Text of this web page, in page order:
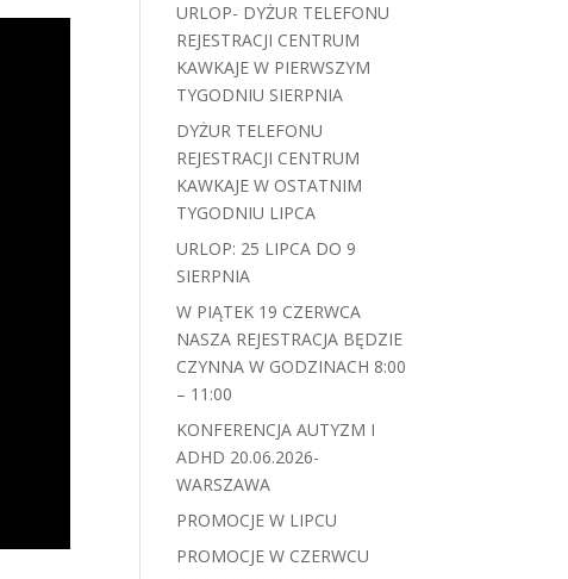
URLOP- DYŻUR TELEFONU
REJESTRACJI CENTRUM
KAWKAJE W PIERWSZYM
TYGODNIU SIERPNIA
DYŻUR TELEFONU
REJESTRACJI CENTRUM
KAWKAJE W OSTATNIM
TYGODNIU LIPCA
URLOP: 25 LIPCA DO 9
SIERPNIA
W PIĄTEK 19 CZERWCA
NASZA REJESTRACJA BĘDZIE
CZYNNA W GODZINACH 8:00
– 11:00
KONFERENCJA AUTYZM I
ADHD 20.06.2026-
WARSZAWA
PROMOCJE W LIPCU
PROMOCJE W CZERWCU